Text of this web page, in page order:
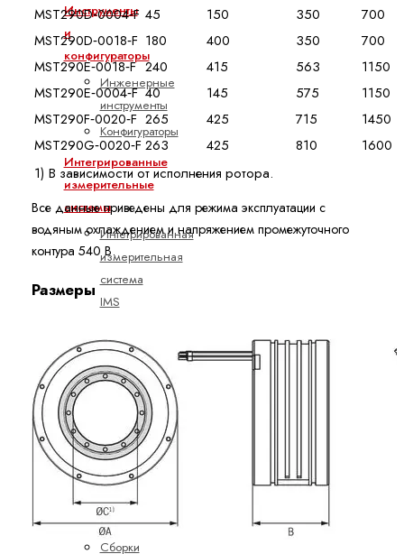
Инструменты
и
конфигураторы
Инженерные
инструменты
Конфигураторы
Интегрированные
измерительные
системы
Интегрированная
измерительная
система
IMS
измерительная
система
IMScompact
Линейные
винтовые
блоки
Описание
продукции
Сборки
MST290D‑0004‑F 45 150 350
700
MST290D‑0018‑F 180 400 350
700
MST290E‑0018‑F 240 415 563
1150
MST290E‑0004‑F 40 145 575
1150
MST290F‑0020‑F 265 425 715
1450
MST290G‑0020‑F 263 425 810
1600
1) В зависимости от исполнения ротора.
Все данные приведены для режима эксплуатации с
водяным охлаждением и напряжением промежуточного
контура 540 В.
Размеры